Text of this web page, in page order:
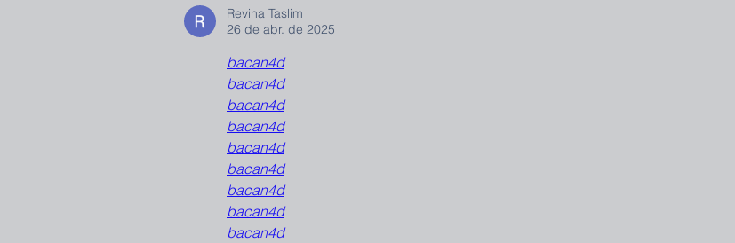
Revina Taslim
26 de abr. de 2025
bacan4d
bacan4d
bacan4d
bacan4d
bacan4d
bacan4d
bacan4d
bacan4d
bacan4d